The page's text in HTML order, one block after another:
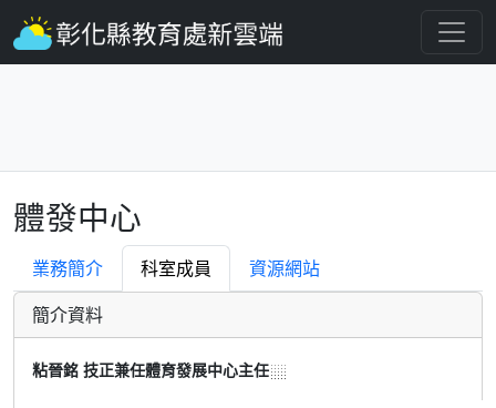
體發中心
業務簡介 科室成員
資源網站
簡介資料
粘晉銘 技正兼任體育發展中心主任